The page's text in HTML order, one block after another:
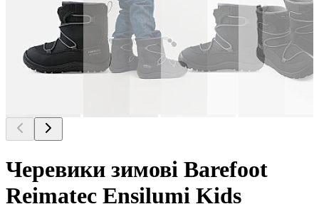
Черевики зимові Barefoot
Reimatec Ensilumi Kids